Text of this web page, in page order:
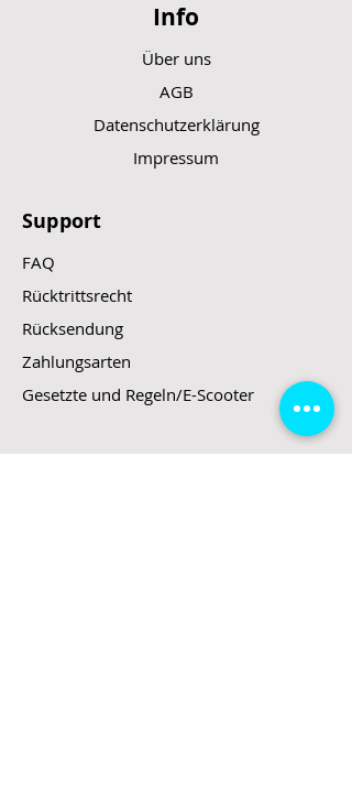
Info
Über uns
AGB
Datenschutzerklärung
Impressum
Support
FAQ
Rücktrittsrecht
Rücksendung
Zahlungsarten
Gesetzte und Regeln/E-Scooter